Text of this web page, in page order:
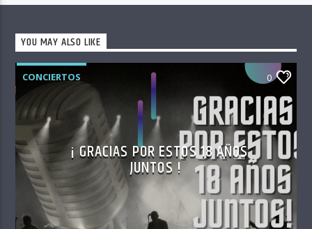
YOU MAY ALSO LIKE
CONCIERTOS 0
¡ GRACIAS POR ESTOS 18 AÑOS
JUNTOS !